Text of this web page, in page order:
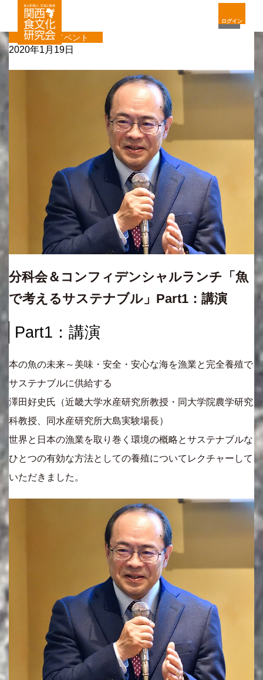
ログイン
会員企画イベント
2020年1月19日
分科会＆コンフィデンシャルランチ「魚
で考えるサステナブル」Part1：講演
Part1：講演
本の魚の未来～美味・安全・安心な海を漁業と完全養殖で
サステナブルに供給する
澤田好史氏（近畿大学水産研究所教授・同大学院農学研究
科教授、同水産研究所大島実験場長）
世界と日本の漁業を取り巻く環境の概略とサステナブルな
ひとつの有効な方法としての養殖についてレクチャーして
いただきました。